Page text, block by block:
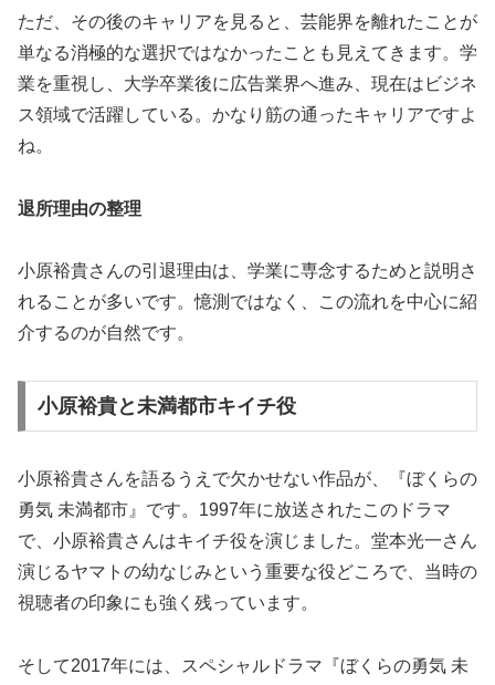
ただ、その後のキャリアを見ると、芸能界を離れたことが
単なる消極的な選択ではなかったことも見えてきます。学
業を重視し、大学卒業後に広告業界へ進み、現在はビジネ
ス領域で活躍している。かなり筋の通ったキャリアですよ
ね。
退所理由の整理
小原裕貴さんの引退理由は、学業に専念するためと説明さ
れることが多いです。憶測ではなく、この流れを中心に紹
介するのが自然です。
小原裕貴と未満都市キイチ役
小原裕貴さんを語るうえで欠かせない作品が、『ぼくらの
勇気 未満都市』です。1997年に放送されたこのドラマ
で、小原裕貴さんはキイチ役を演じました。堂本光一さん
演じるヤマトの幼なじみという重要な役どころで、当時の
視聴者の印象にも強く残っています。
そして2017年には、スペシャルドラマ『ぼくらの勇気 未